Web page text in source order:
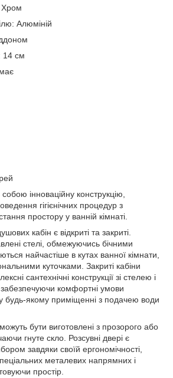
Хром
Алюміній
14 см
інноваційну конструкцію,
гігієнічних процедур з
простору у ванній кімнаті.
кабін є відкриті та закриті.
стелі, обмежуючись бічними
найчастіше в кутах ванної кімнати,
куточками. Закриті кабіни
сантехнічні конструкції зі стелею і
забезпечуючи комфортні умови
у будь-якому приміщенні з подачею води
бути виготовлені з прозорого або
гнуте скло. Розсувні двері є
завдяки своїй ергономічності,
металевих напрямних і
простір.